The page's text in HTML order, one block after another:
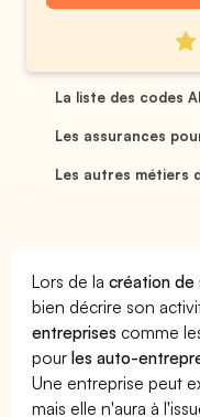
La liste des codes
Les assurances
Les autres métiers
Lors de lacréation de
bien décrire son
entreprises comme
pourles auto-
Une entreprise peut
mais elle n'aura à